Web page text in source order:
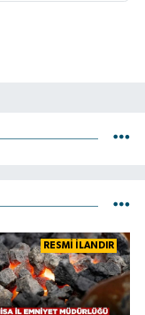
RESMİ İLANDIR